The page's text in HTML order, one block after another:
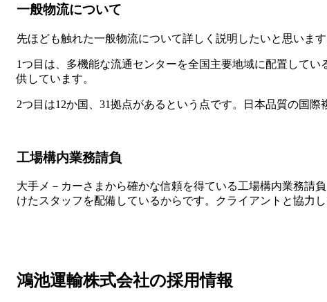
一般物流について
先ほども触れた一般物流について詳しく説明したいと思いま
1つ目は、多機能な流通センターを全国主要地域に配置して
供しています。
2つ目は12か国、31拠点があるという点です。日本品質の国際
工場構内業務請負
大手メ－カーさまから確かな信頼を得ている工場構内業務請
けたスタッフを配備しているからです。クライアントと協力
鴻池運輸株式会社の採用情報